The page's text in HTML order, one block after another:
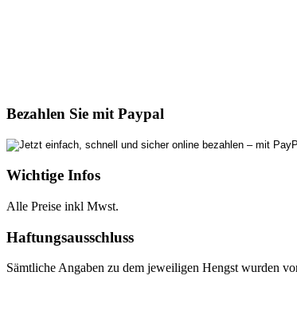
Bezahlen Sie mit Paypal
Wichtige Infos
Alle Preise inkl Mwst.
Haftungsausschluss
Sämtliche Angaben zu dem jeweiligen Hengst wurden